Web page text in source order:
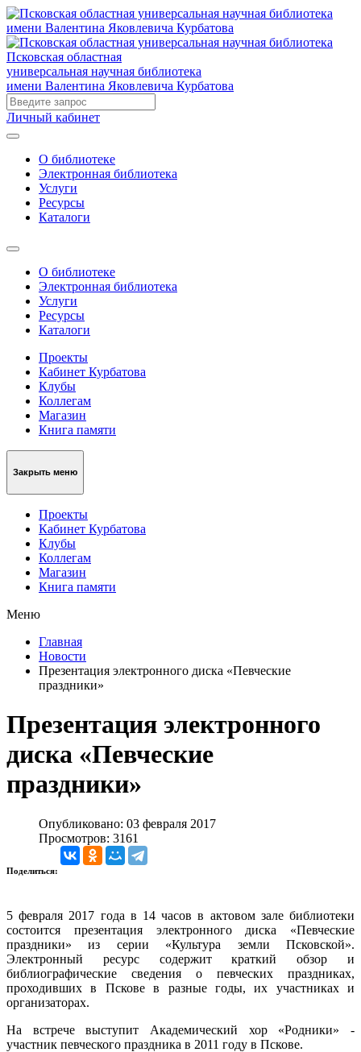
Псковская областная
универсальная научная библиотека
имени Валентина Яковлевича Курбатова
Личный кабинет
О библиотеке
Электронная библиотека
Услуги
Ресурсы
Каталоги
О библиотеке
Электронная библиотека
Услуги
Ресурсы
Каталоги
Проекты
Кабинет Курбатова
Клубы
Коллегам
Магазин
Книга памяти
Закрыть меню
Проекты
Кабинет Курбатова
Клубы
Коллегам
Магазин
Книга памяти
Меню
Главная
Новости
Презентация электронного диска «Певческие
праздники»
Презентация электронного
диска «Певческие
праздники»
Опубликовано: 03 февраля 2017
Просмотров: 3161
Поделиться:
5 февраля 2017 года в 14 часов в актовом зале библиотеки
состоится презентация электронного диска «Певческие
праздники» из серии «Культура земли Псковской».
Электронный ресурс содержит краткий обзор и
библиографические сведения о певческих праздниках,
проходивших в Пскове в разные годы, их участниках и
организаторах.
На встрече выступит Академический хор «Родники» -
участник певческого праздника в 2011 году в Пскове.